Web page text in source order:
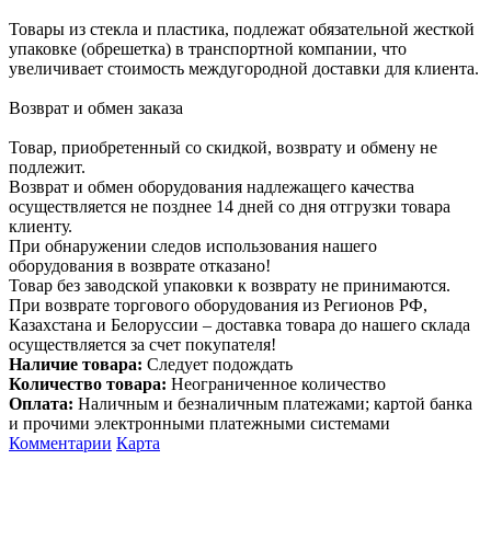
Товары из стекла и пластика, подлежат обязательной жесткой
упаковке (обрешетка) в транспортной компании, что
увеличивает стоимость междугородной доставки для клиента.
Возврат и обмен заказа
Товар, приобретенный со скидкой, возврату и обмену не
подлежит.
Возврат и обмен оборудования надлежащего качества
осуществляется не позднее 14 дней со дня отгрузки товара
клиенту.
При обнаружении следов использования нашего
оборудования в возврате отказано!
Товар без заводской упаковки к возврату не принимаются.
При возврате торгового оборудования из Регионов РФ,
Казахстана и Белоруссии – доставка товара до нашего склада
осуществляется за счет покупателя!
Наличие товара: Следует подождать
Количество товара: Неограниченное количество
Оплата: Наличным и безналичным платежами; картой банка
и прочими электронными платежными системами
Комментарии Карта